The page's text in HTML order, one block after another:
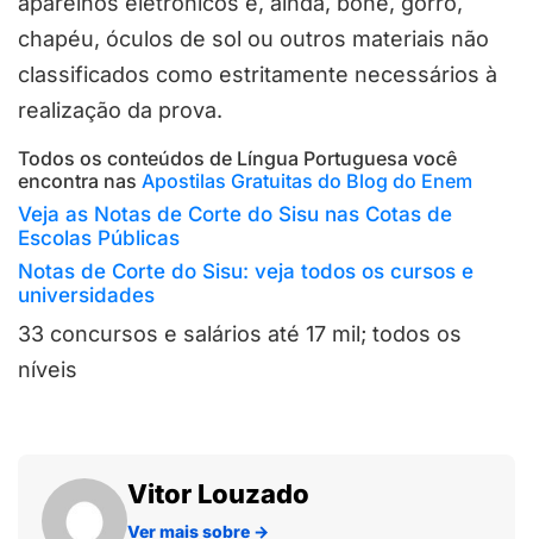
chapéu, óculos de sol ou outros materiais não
classificados como estritamente necessários à
realização da prova.
Todos os conteúdos de Língua Portuguesa você
encontra nas Apostilas Gratuitas do Blog do Enem
Veja as Notas de Corte do Sisu nas Cotas de
Escolas Públicas
Notas de Corte do Sisu: veja todos os cursos e
universidades
33 concursos e salários até 17 mil; todos os
níveis
Vitor Louzado
Ver mais sobre →